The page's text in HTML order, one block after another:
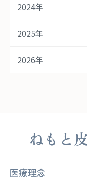
2024年
2025年
2026年
ねもと
医療理念